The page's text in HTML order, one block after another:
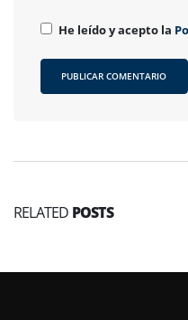
He leído y acepto la
RELATED POSTS